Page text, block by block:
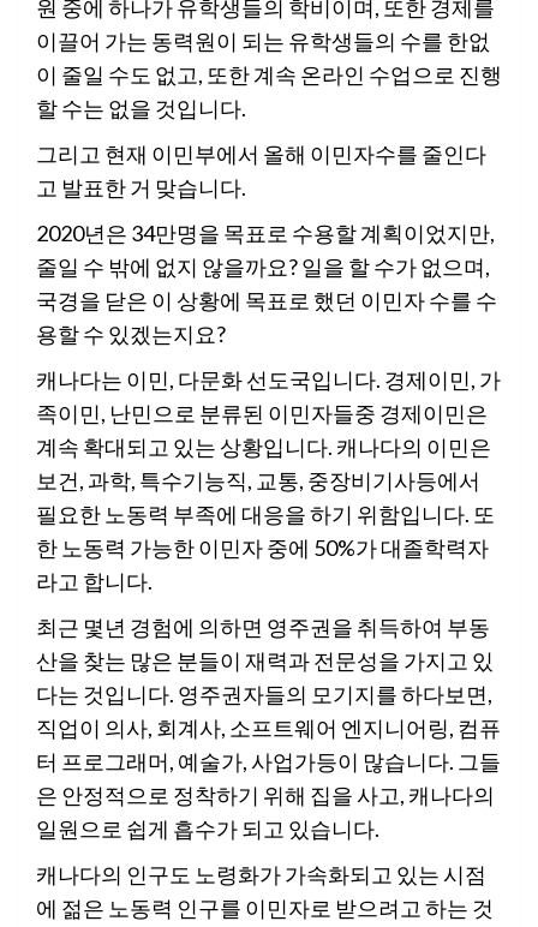
원 중에 하나가 유학생들의 학비이며, 또한 경제를
이끌어 가는 동력원이 되는 유학생들의 수를 한없
이 줄일 수도 없고, 또한 계속 온라인 수업으로 진행
할 수는 없을 것입니다.
그리고 현재 이민부에서 올해 이민자수를 줄인다
고 발표한 거 맞습니다.
2020년은 34만명을 목표로 수용할 계획이었지만,
줄일 수 밖에 없지 않을까요? 일을 할 수가 없으며,
국경을 닫은 이 상황에 목표로 했던 이민자 수를 수
용할 수 있겠는지요?
캐나다는 이민, 다문화 선도국입니다. 경제이민, 가
족이민, 난민으로 분류된 이민자들중 경제이민은
계속 확대되고 있는 상황입니다. 캐나다의 이민은
보건, 과학, 특수기능직, 교통, 중장비기사등에서
필요한 노동력 부족에 대응을 하기 위함입니다. 또
한 노동력 가능한 이민자 중에 50%가 대졸학력자
라고 합니다.
최근 몇년 경험에 의하면 영주권을 취득하여 부동
산을 찾는 많은 분들이 재력과 전문성을 가지고 있
다는 것입니다. 영주권자들의 모기지를 하다보면,
직업이 의사, 회계사, 소프트웨어 엔지니어링, 컴퓨
터 프로그래머, 예술가, 사업가등이 많습니다. 그들
은 안정적으로 정착하기 위해 집을 사고, 캐나다의
일원으로 쉽게 흡수가 되고 있습니다.
캐나다의 인구도 노령화가 가속화되고 있는 시점
에 젊은 노동력 인구를 이민자로 받으려고 하는 것